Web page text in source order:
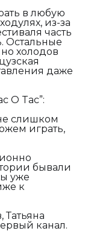
в любую
из-за
часть
Остальные
холодов
даже
O Tac”:
слишком
играть,
бывали
уже
к
канал.